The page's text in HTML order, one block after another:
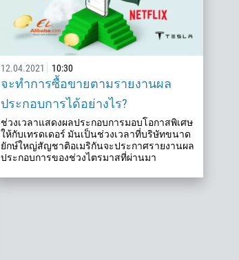
12.04.2021 10:30
จะทำการซื้อขายตามรายงานผล
ประกอบการได้อย่างไร?
ช่วงเวลาแสดงผลประกอบการมอบโอกาสพิเศษ
ให้กับเทรดเดอร์ มันเป็นช่วงเวลาที่บริษัทขนาด
ยักษ์ใหญ่สัญชาติอเมริกันจะประกาศรายงานผล
ประกอบการของช่วงไตรมาสที่ผ่านมา